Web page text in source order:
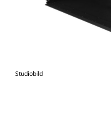
Studiobild